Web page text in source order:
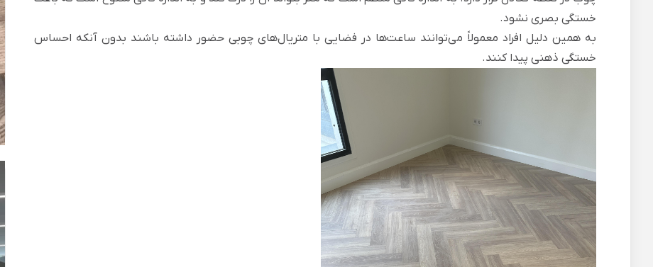
خستگی بصری نشود.
به همین دلیل افراد معمولاً می‌توانند ساعت‌ها در فضایی با متریال‌های چوبی حضور داشته باشند بدون آنکه احساس
خستگی ذهنی پیدا کنند.